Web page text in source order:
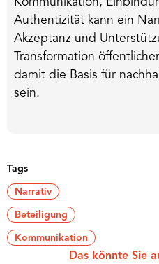
Tags
Narrativ
Beteiligung
Kommunikation
Das könnte Sie
Kommunikation,
Authentizität kann ein
Akzeptanz und
Transformation
damit die Basis für
sein.